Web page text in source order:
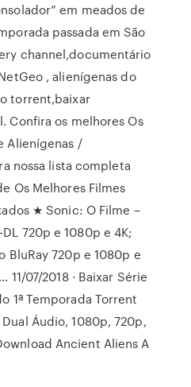
em meados de
passada em São
channel,documentário
, alienígenas do
torrent,baixar
Confira os melhores Os
Alienígenas /
nossa lista completa
Os Melhores Filmes
★ Sonic: O Filme –
720p e 1080p e 4K;
BluRay 720p e 1080p e
07/2018 · Baixar Série
1ª Temporada Torrent
Áudio, 1080p, 720p,
Ancient Aliens A